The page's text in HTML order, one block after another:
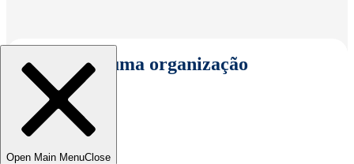
Selecionar uma organização
Open Main MenuClose